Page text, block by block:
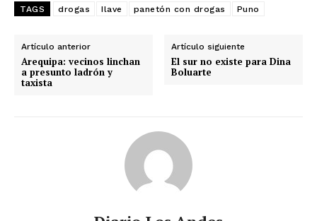
TAGS drogas Ilave panetón con drogas Puno
Artículo anterior
Arequipa: vecinos linchan
a presunto ladrón y
taxista
Artículo siguiente
El sur no existe para Dina
Boluarte